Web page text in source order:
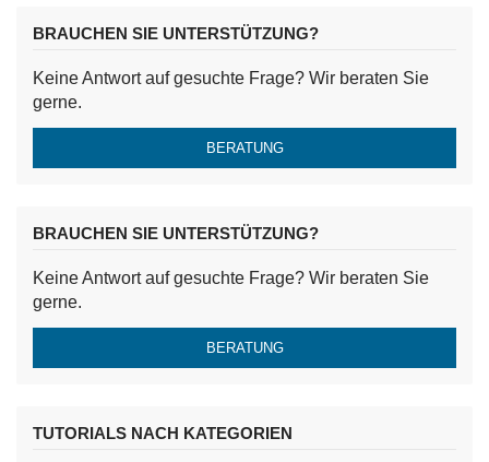
BRAUCHEN SIE UNTERSTÜTZUNG?
Keine Antwort auf gesuchte Frage? Wir beraten Sie
gerne.
BERATUNG
BRAUCHEN SIE UNTERSTÜTZUNG?
Keine Antwort auf gesuchte Frage? Wir beraten Sie
gerne.
BERATUNG
TUTORIALS NACH KATEGORIEN